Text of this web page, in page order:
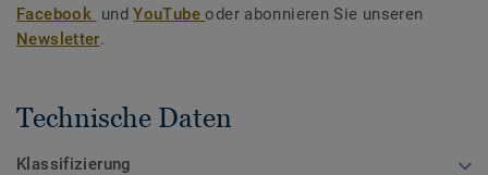
Facebook undYouTubeoder abonnieren Sie unseren
Newsletter.
Technische Daten
Klassifizierung